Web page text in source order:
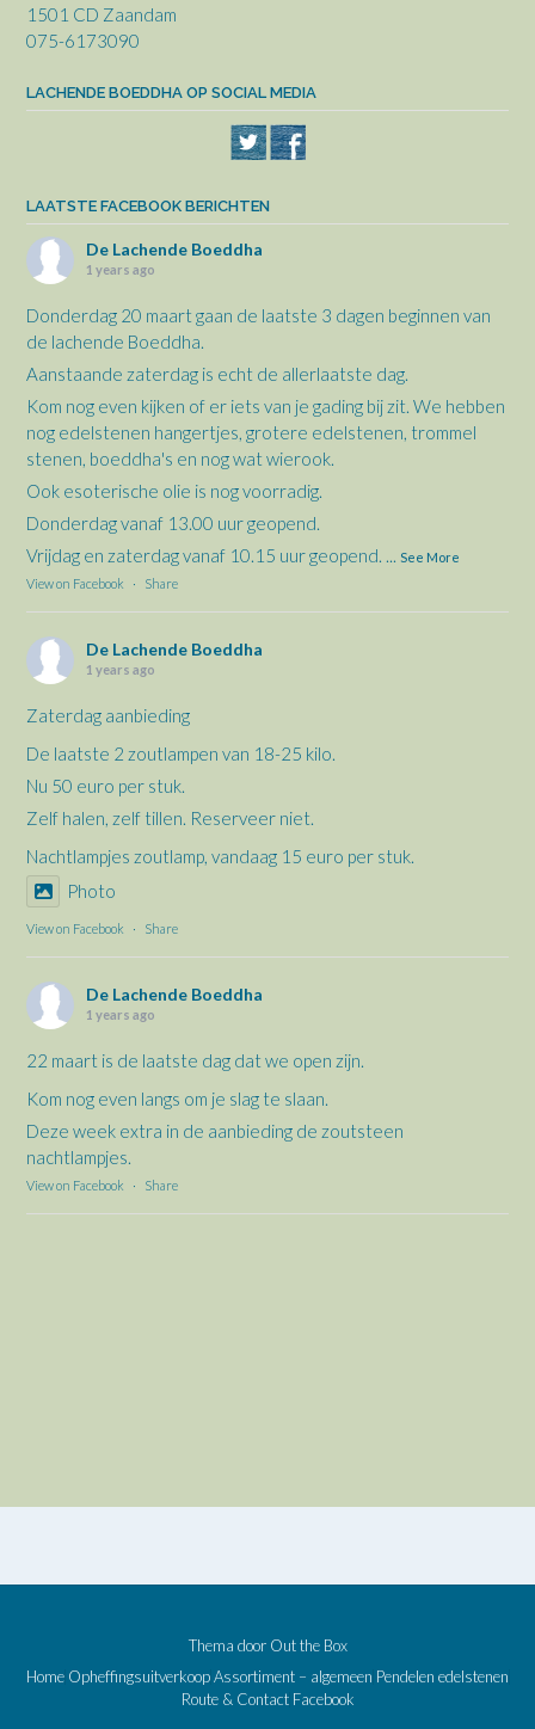
1501 CD Zaandam
075-6173090
LACHENDE BOEDDHA OP SOCIAL MEDIA
LAATSTE FACEBOOK BERICHTEN
De Lachende Boeddha
1 years ago
Donderdag 20 maart gaan de laatste 3 dagen beginnen van
de lachende Boeddha.
Aanstaande zaterdag is echt de allerlaatste dag.
Kom nog even kijken of er iets van je gading bij zit. We hebben
nog edelstenen hangertjes, grotere edelstenen, trommel
stenen, boeddha's en nog wat wierook.
Ook esoterische olie is nog voorradig.
Donderdag vanaf 13.00 uur geopend.
Vrijdag en zaterdag vanaf 10.15 uur geopend.
See More
View on Facebook
· Share
De Lachende Boeddha
1 years ago
Zaterdag aanbieding
De laatste 2 zoutlampen van 18-25 kilo.
Nu 50 euro per stuk.
Zelf halen, zelf tillen. Reserveer niet.
Nachtlampjes zoutlamp, vandaag 15 euro per stuk.
Photo
View on Facebook · Share
De Lachende Boeddha
1 years ago
22 maart is de laatste dag dat we open zijn.
Kom nog even langs om je slag te slaan.
Deze week extra in de aanbieding de zoutsteen
nachtlampjes.
View on Facebook · Share
Thema door Out the Box
Home OpheffingsuitverkoopAssortiment – algemeen Pendelen edelstenen
Route & Contact Facebook